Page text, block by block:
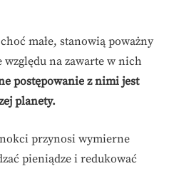
małe, stanowią poważny
na zawarte w nich
postępowanie z nimi jest
planety.
przynosi wymierne
pieniądze i redukować